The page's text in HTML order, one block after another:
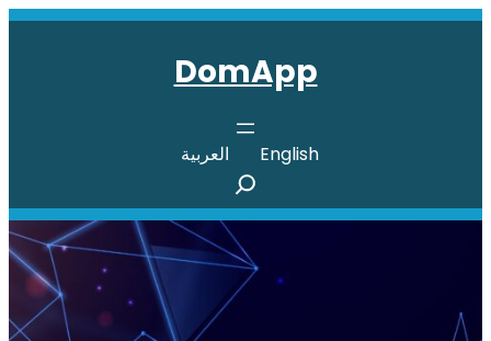
تخطى
DomApp
English
العربية
S
e
a
r
c